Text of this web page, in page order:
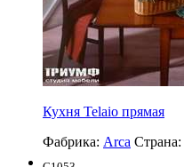
Кухня Telaio прямая
Фабрика: Arca Страна: